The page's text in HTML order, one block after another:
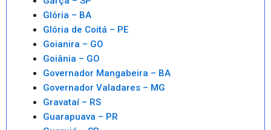
Glória – BA
Glória de Coitá – PE
Goianira – GO
Goiânia – GO
Governador Mangabeira – BA
Governador Valadares – MG
Gravataí – RS
Guarapuava – PR